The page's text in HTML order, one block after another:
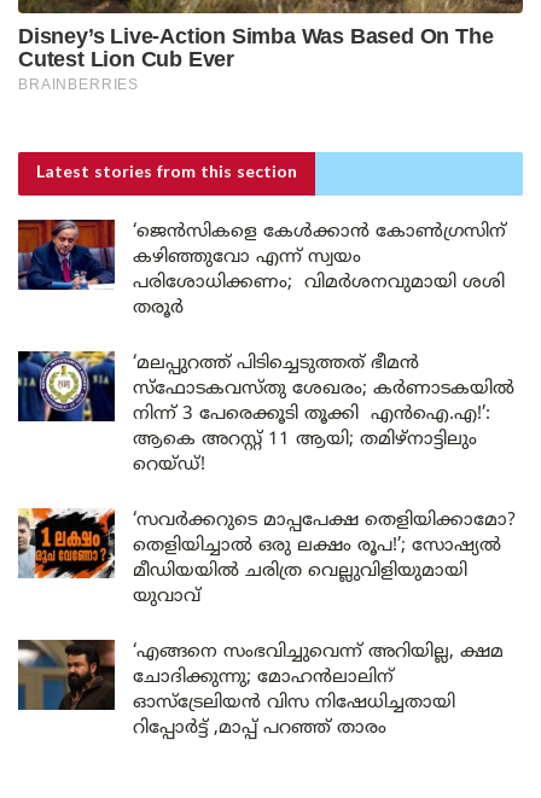
Latest stories from this section
‘ജെൻസികളെ കേൾക്കാൻ കോൺഗ്രസിന്
കഴിഞ്ഞുവോ എന്ന് സ്വയം
പരിശോധിക്കണം; വിമർശനവുമായി ശശി
തരൂർ
‘മലപ്പുറത്ത് പിടിച്ചെടുത്തത് ഭീമൻ
സ്ഫോടകവസ്തു ശേഖരം; കർണാടകയിൽ
നിന്ന് 3 പേരെക്കൂടി തൂക്കി എൻഐ.എ!’:
ആകെ അറസ്റ്റ് 11 ആയി; തമിഴ്‌നാട്ടിലും
റെയ്ഡ്!
‘സവർക്കറുടെ മാപ്പപേക്ഷ തെളിയിക്കാമോ?
തെളിയിച്ചാൽ ഒരു ലക്ഷം രൂപ!’; സോഷ്യൽ
മീഡിയയിൽ ചരിത്ര വെല്ലുവിളിയുമായി
യുവാവ്
‘എങ്ങനെ സംഭവിച്ചുവെന്ന് അറിയില്ല, ക്ഷമ
ചോദിക്കുന്നു; മോഹൻലാലിന്
ഓസ്ട്രേലിയൻ വിസ നിഷേധിച്ചതായി
റിപ്പോർട്ട് ,മാപ്പ് പറഞ്ഞ് താരം